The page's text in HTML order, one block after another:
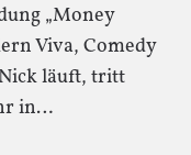
„Money
Viva, Comedy
läuft, tritt
in…